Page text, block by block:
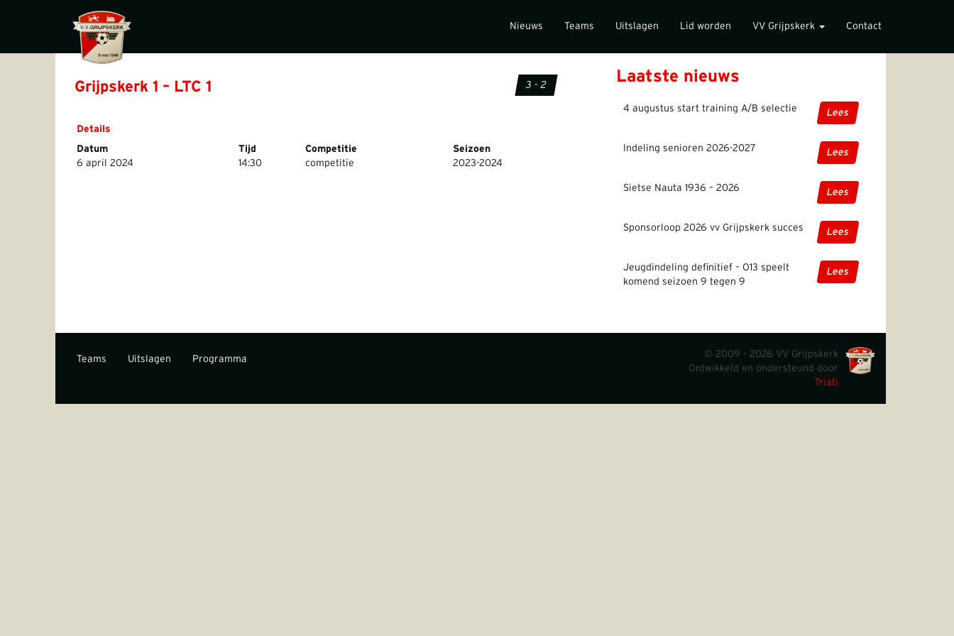
Nieuws Teams Uitslagen Lid worden VV Grijpskerk Contact
Grijpskerk 1 – LTC 1 3 - 2
Details
Datum
Tijd Competitie
Seizoen
6 april 2024
14:30 competitie 2023-2024
Laatste nieuws
4 augustus start training A/B selectie Lees
Indeling senioren 2026-2027 Lees
Sietse Nauta 1936 – 2026 Lees
Sponsorloop 2026 vv Grijpskerk succes Lees
Jeugdindeling definitief – O13 speelt
komend seizoen 9 tegen 9
Lees
Teams Uitslagen Programma
© 2009 - 2026 VV Grijpskerk
Ontwikkeld en ondersteund door
Triati